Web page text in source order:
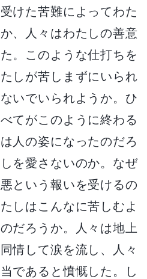
けた苦難によってわた
、人々はわたしの善意
。このような仕打ちを
しが苦しまずにいられ
いでいられようか。ひ
てがこのように終わる
人の姿になったのだろ
を愛さないのか。なぜ
という報いを受けるの
しはこんなに苦しむよ
だろうか。人々は地上
情して涙を流し、人々
であると憤慨した。し